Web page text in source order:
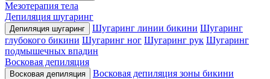
Мезотерапия тела
Депиляция шугаринг
Депиляция шугаринг Шугаринг линии бикини Шугаринг
глубокого бикини Шугаринг ног Шугаринг рук Шугаринг
подмышечных впадин
Восковая депиляция
Восковая депиляция
Восковая депиляция зоны бикини